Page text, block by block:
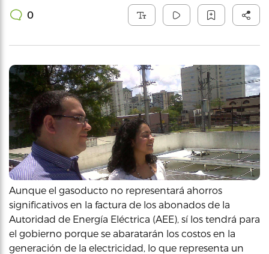
0
Aunque el gasoducto no representará ahorros
significativos en la factura de los abonados de la
Autoridad de Energía Eléctrica (AEE), sí los tendrá para
el gobierno porque se abaratarán los costos en la
generación de la electricidad, lo que representa un